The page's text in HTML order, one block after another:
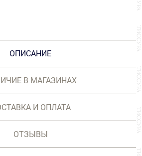
ОПИСАНИЕ
В МАГАЗИНАХ
И ОПЛАТА
ОТЗЫВЫ